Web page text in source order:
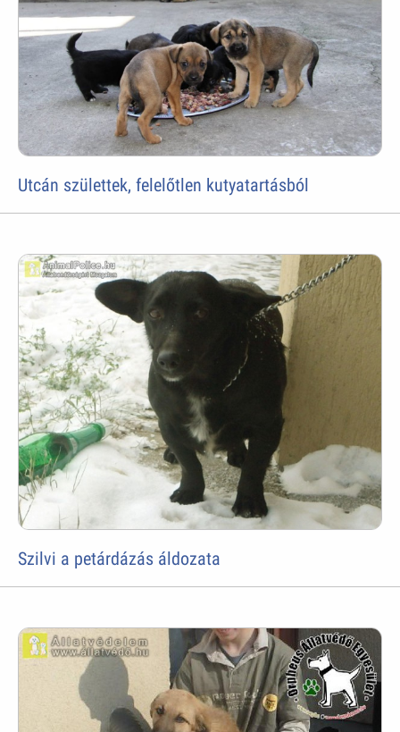
Utcán születtek, felelőtlen kutyatartásból
Szilvi a petárdázás áldozata